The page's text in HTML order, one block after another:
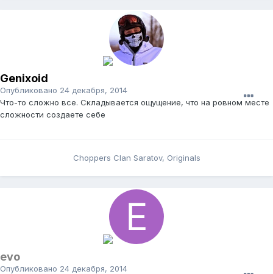
Genixoid
Опубликовано 24 декабря, 2014
Что-то сложно все. Складывается ощущение, что на ровном месте
сложности создаете себе
Choppers Clan Saratov, Originals
evo
Опубликовано 24 декабря, 2014